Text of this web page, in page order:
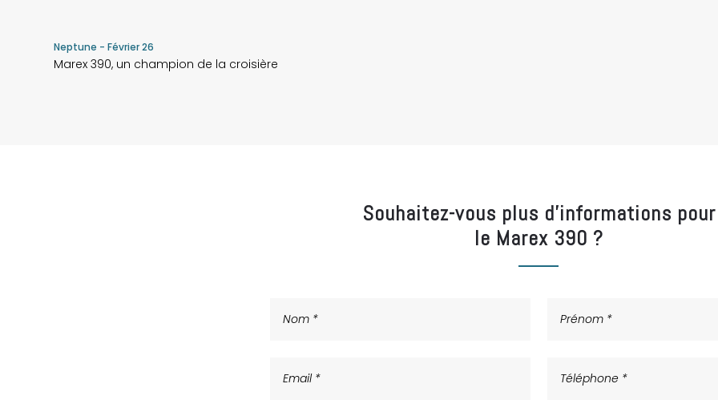
Neptune - Février 26
Marex 390, un champion de la croisière
Souhaitez-vous plus d’informations pour
le Marex 390 ?